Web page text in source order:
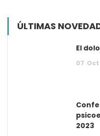
ÚLTIMAS
El
07 Oct
2023